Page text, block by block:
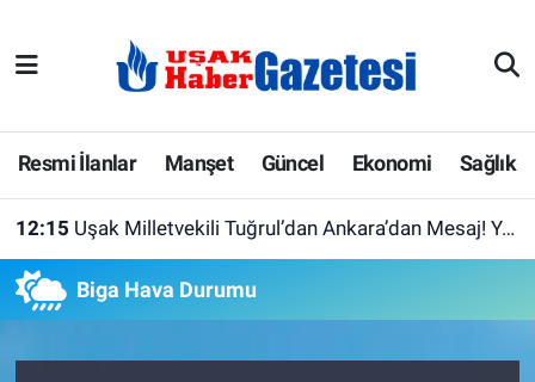
Resmi İlanlar Manşet Güncel Ekonomi Sağlık
12:15 Uşak Milletvekili Tuğrul’dan Ankara’dan Mesaj! Yeni Düzenleme Masada
Biga Hava Durumu
E-Gazete
Ekonomi
Uşak Hava Durumu
Uşak Trafik Yoğunluk Haritası